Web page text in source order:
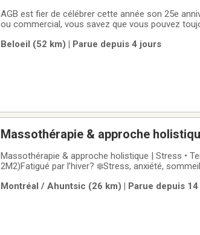
AGB est fier de célébrer cette année son 25e
ou commercial, vous savez que vous pouvez
vous garantir le déménagement le plus
Beloeil (52 km) | Parue depuis 4 jours
Massothérapie & approche
Massothérapie & approche holistique | Stress •
2M2)Fatigué par l’hiver? ❄️Stress, anxiété,
et apaiser l’esprit. 🌿✨Je suis
Montréal / Ahuntsic (26 km) | Parue depuis